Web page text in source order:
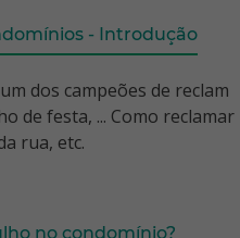
- Introdução
dos campeões de reclam
de festa, ... Como reclamar
rua, etc.
no condomínio?